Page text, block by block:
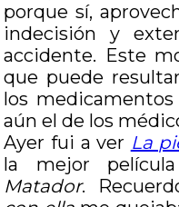
porque sí,
indecisión y
accidente. Este
que puede
los
aún el de los
Ayer fui a ver La
la mejor
Matador.